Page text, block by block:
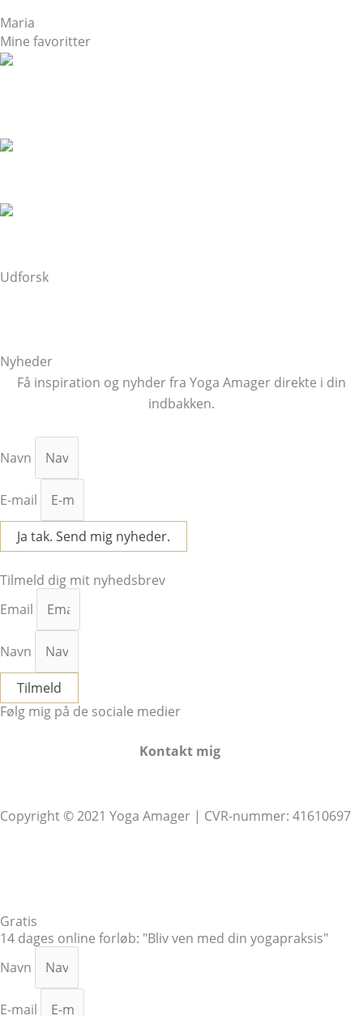
Maria
Mine favoritter
Udforsk
Nyheder
Få inspiration og nyhder fra Yoga Amager direkte i din
indbakken.
Navn
E-mail
Ja tak. Send mig nyheder.
Tilmeld dig mit nyhedsbrev
Email
Navn
Tilmeld
Følg mig på de sociale medier
Kontakt mig
Copyright © 2021 Yoga Amager | CVR-nummer: 41610697
Gratis
14 dages online forløb: "Bliv ven med din yogapraksis"
Navn
E-mail